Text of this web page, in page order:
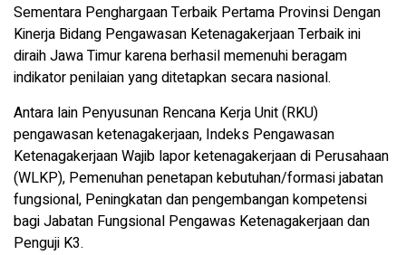
Sementara Penghargaan Terbaik Pertama Provinsi Dengan
Kinerja Bidang Pengawasan Ketenagakerjaan Terbaik ini
diraih Jawa Timur karena berhasil memenuhi beragam
indikator penilaian yang ditetapkan secara nasional.
Antara lain Penyusunan Rencana Kerja Unit (RKU)
pengawasan ketenagakerjaan, Indeks Pengawasan
Ketenagakerjaan Wajib lapor ketenagakerjaan di Perusahaan
(WLKP), Pemenuhan penetapan kebutuhan/formasi jabatan
fungsional, Peningkatan dan pengembangan kompetensi
bagi Jabatan Fungsional Pengawas Ketenagakerjaan dan
Penguji K3.